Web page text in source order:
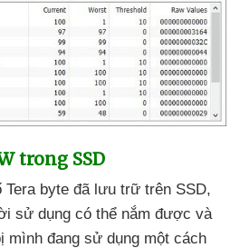
trong SSD
Tera byte đã lưu trữ trên SSD,
sử dụng có thể nắm được và
mình đang sử dụng một cách